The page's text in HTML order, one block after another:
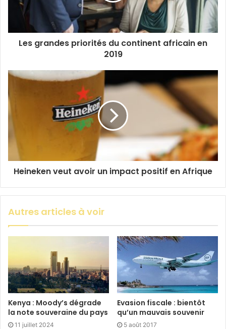
Les grandes priorités du continent africain en
2019
Heineken veut avoir un impact positif en Afrique
Autres articles à voir
Kenya : Moody’s dégrade
la note souveraine du pays
11 juillet 2024
Evasion fiscale : bientôt
qu’un mauvais souvenir
5 août 2017